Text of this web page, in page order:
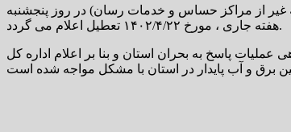
از مراکز حساس و خدمات رسان) در روز پنجشنبه
هفته جاری ، مورخ ۱۴۰۲/۴/۲۲ تعطیل اعلام می گردد.
پاسخ به بحران استان و بنا بر اعلام اداره کل